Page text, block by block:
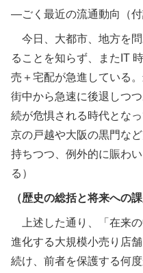
―ごく最近の流通動向（
今日、大都市、地方を
ることを知らず、またIT
売＋宅配が急進している
街中から急速に後退しつ
続が危惧される時代とな
京の戸越や大阪の黒門な
持ちつつ、例外的に賑わ
る）
（歴史の総括と将来への課
上述した通り、「在来
進化する大規模小売り店
続け、前者を保護する何